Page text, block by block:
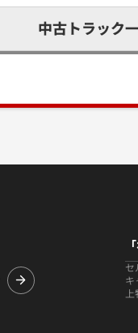
中古トラック
セ
キ
上